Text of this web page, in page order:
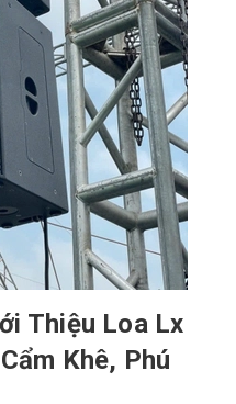
Thiệu Loa Lx
Khê, Phú